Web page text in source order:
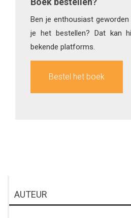
Ben je enthousiast
je het bestellen? Dat kan
bekende platforms.
Bestel het boek
AUTEUR